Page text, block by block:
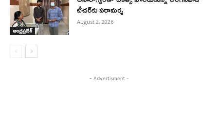
ఆంధ్రప్రదేశ్
టీచర్‌కు పరామర్శ
August 2, 2026
- Advertisment -